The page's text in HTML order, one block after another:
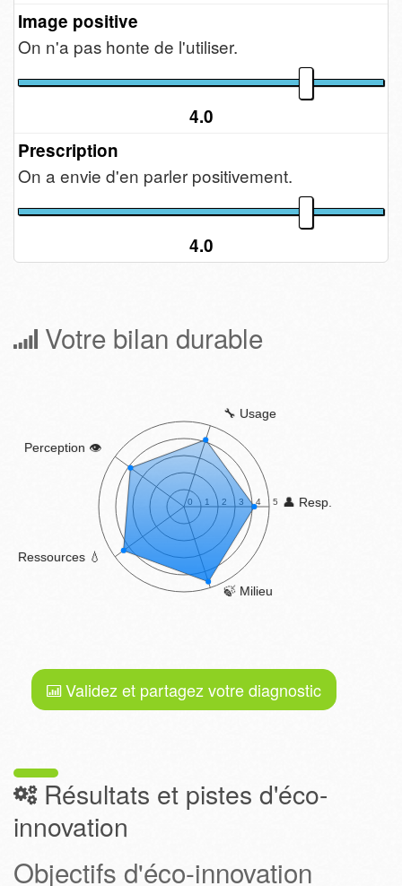
Image positive
On n'a pas honte de l'utiliser.
4.0
Prescription
On a envie d'en parler positivement.
4.0
Votre bilan durable
Validez et partagez votre diagnostic
Résultats et pistes d'éco-
innovation
Objectifs d'éco-innovation